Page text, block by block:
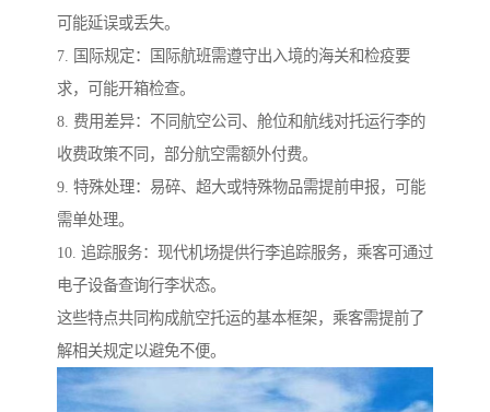
可能延误或丢失。
7. 国际规定：国际航班需遵守出入境的海关和检疫要
求，可能开箱检查。
8. 费用差异：不同航空公司、舱位和航线对托运行李的
收费政策不同，部分航空需额外付费。
9. 特殊处理：易碎、超大或特殊物品需提前申报，可能
需单处理。
10. 追踪服务：现代机场提供行李追踪服务，乘客可通过
电子设备查询行李状态。
这些特点共同构成航空托运的基本框架，乘客需提前了
解相关规定以避免不便。